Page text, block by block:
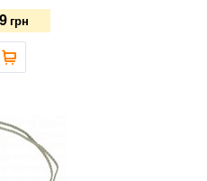
грн